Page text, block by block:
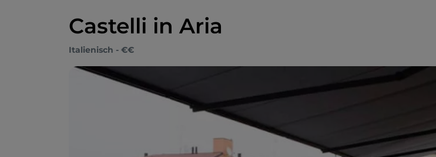
Castelli in Aria
Italienisch - €€